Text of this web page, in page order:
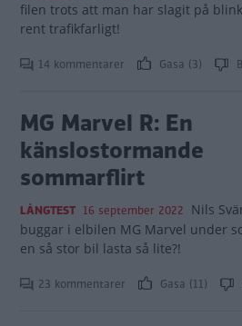
filen trots att man har slagit på
rent trafikfarligt!
14 kommentarer Gasa (3)
MG Marvel R: En
känslostormande
sommarflirt
LÅNGTEST 16 september 2022 Nils
buggar i elbilen MG Marvel under
en så stor bil lasta så lite?!
23 kommentarer Gasa (11)